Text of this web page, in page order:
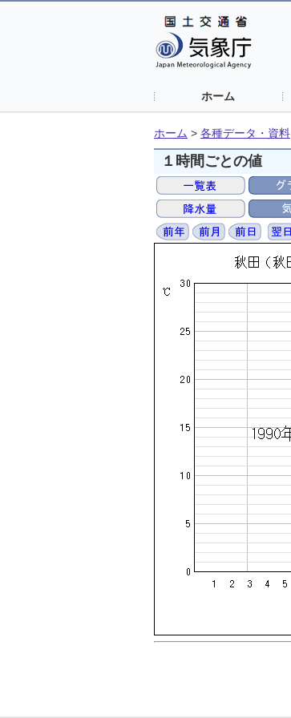
ホーム
ホーム > 各種データ・資料
１時間ごとの値